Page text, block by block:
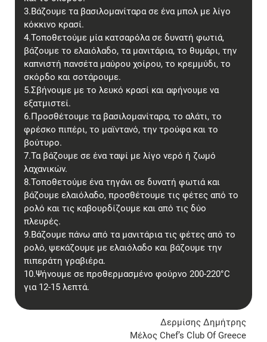
3.Βάζουμε τα βασιλομανίταρα σε ένα μπολ με λίγο
κόκκινο κρασί.
4.Τοποθετούμε μία κατσαρόλα σε δυνατή φωτιά,
βάζουμε το ελαιόλαδο, τα μανιτάρια, το θυμάρι, την
καπνιστή πανσέτα μαύρου χοίρου, το κρεμμύδι, το
σκόρδο και σοτάρουμε.
5.Σβήνουμε με το λευκό κρασί και αφήνουμε να
εξατμιστεί.
6.Προσθέτουμε τα βασιλομανίταρα, το αλάτι, το
φρέσκο πιπέρι, το μαϊντανό, την τρούφα και το
βούτυρο.
7.Τα βάζουμε σε ένα ταψί με λίγο νερό ή ζωμό
λαχανικών.
8.Τοποθετούμε ένα τηγάνι σε δυνατή φωτιά και
βάζουμε ελαιόλαδο, προσθέτουμε τις φέτες από το
ρολό και τις καβουρδίζουμε και από τις δύο
πλευρές.
9.Βάζουμε πάνω από τα μανιτάρια τις φέτες από το
ρολό, ψεκάζουμε με ελαιόλαδο και βάζουμε την
πιπεράτη γραβιέρα.
10.Ψήνουμε σε προθερμασμένο φούρνο 200-220°C
για 12-15 λεπτά.
Δερμίσης Δημήτρης
Μέλος Chef’s Club Of Greece